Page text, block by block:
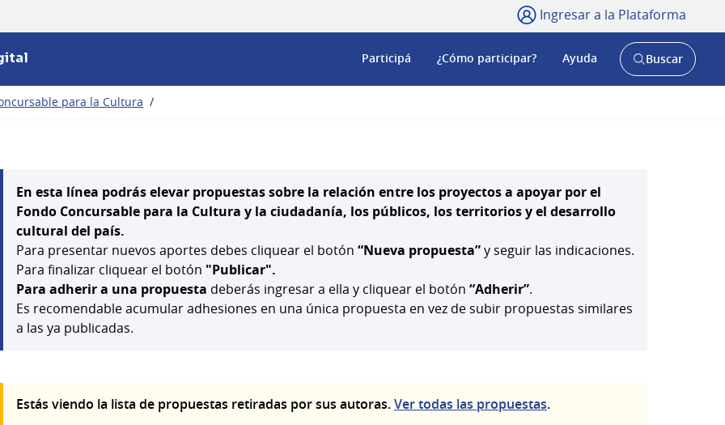
Ingresar a la Plataforma
Participá ¿Cómo participar? Ayuda
AbrirBuscar
para la Cultura /
En esta línea podrás elevar propuestas sobre la relación entre los proyectos a apoyar por el
Fondo Concursable para la Cultura y la ciudadanía, los públicos, los territorios y el desarrollo
cultural del país.
Para presentar nuevos aportes debes cliquear el botón “Nueva propuesta”y seguir las indicaciones.
Para finalizar cliquear el botón "Publicar".
Para adherir a una propuesta deberás ingresar a ella y cliquear el botón “Adherir”.
Es recomendable acumular adhesiones en una única propuesta en vez de subir propuestas similares
a las ya publicadas.
Estás viendo la lista de propuestas retiradas por sus autoras.Ver todas las propuestas.